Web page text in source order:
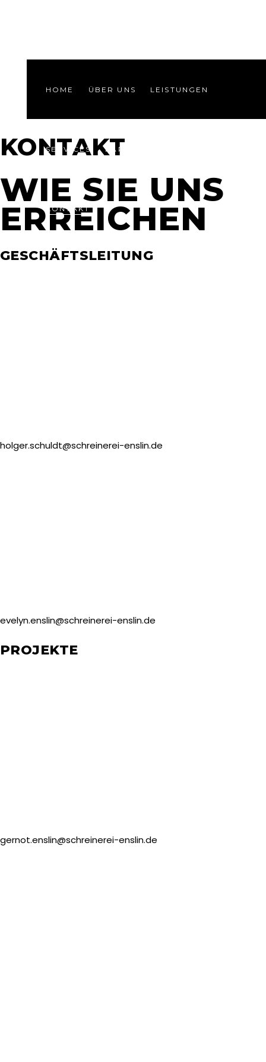
HOME ÜBER UNS LEISTUNGEN
SERVICES KARRIERE
KONTAKT
KONTAKT
WIE SIE UNS
ERREICHEN
GESCHÄFTSLEITUNG
holger.schuldt@schreinerei-enslin.de
evelyn.enslin@schreinerei-enslin.de
PROJEKTE
gernot.enslin@schreinerei-enslin.de